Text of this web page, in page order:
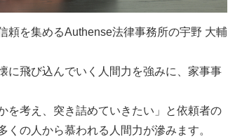
頼を集めるAuthense法律事務所の宇野 大輔
に飛び込んでいく人間力を強みに、家事事
を考え、突き詰めていきたい」と依頼者の
の人から慕われる人間力が滲みます。